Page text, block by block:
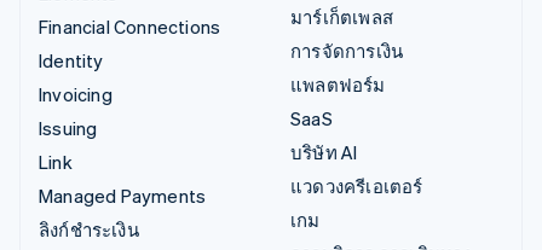
Financial Connections
Identity
Invoicing
Issuing
Link
Managed Payments
ลิงก์ชำระเงิน
มาร์เก็ตเพลส
การจัดการเงิน
แพลตฟอร์ม
SaaS
บริษัท AI
แวดวงครีเอเตอร์
เกม